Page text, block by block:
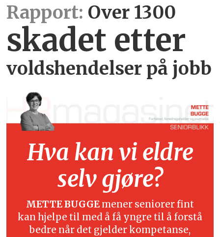
Rapport: Over 1300
skadet etter
voldshendelser på jobb
Hva kan vi eldre
selv gjøre?
METTE BUGGE mener seniorer fint
kan hjelpe til med å få yngre til å forstå
bedre når det gjelder kompetanse,